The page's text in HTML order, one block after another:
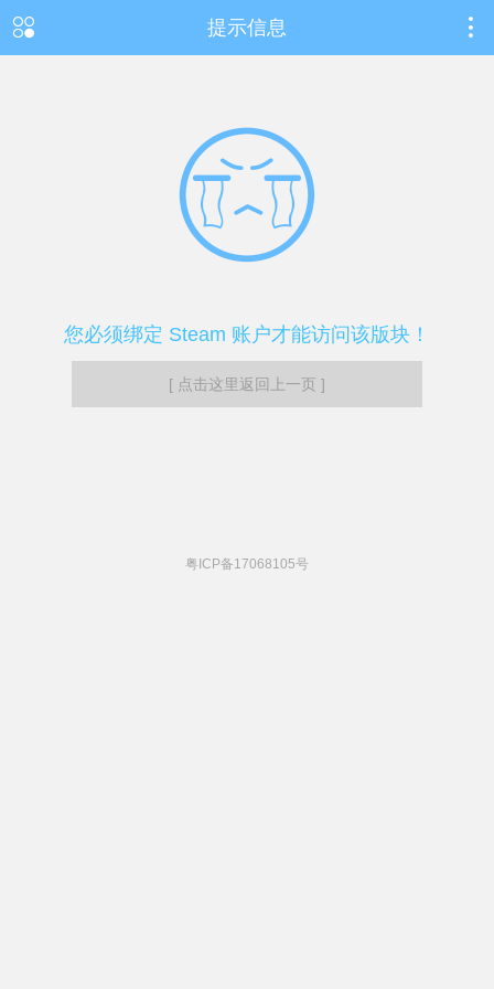
提示信息
您必须绑定 Steam 账户才能访问该版块！
[ 点击这里返回上一页 ]
粤ICP备17068105号